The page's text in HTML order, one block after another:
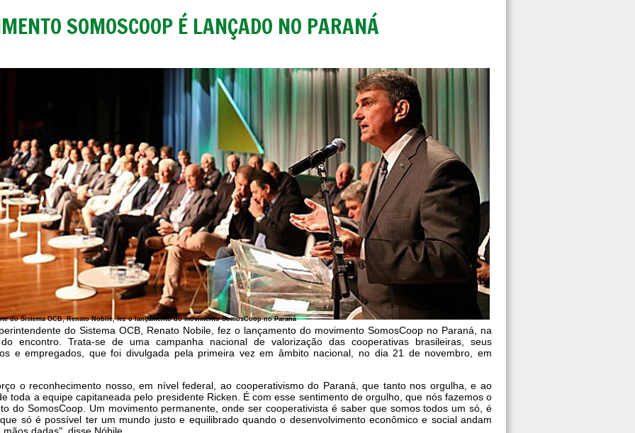
SOMOSCOOP É LANÇADO NO PARANÁ
do Sistema OCB, Renato Nobile, fez o lançamento do movimento SomosCoop no Paraná
do Sistema OCB, Renato Nobile, fez o lançamento do movimento SomosCoop no Paraná, na
encontro. Trata-se de uma campanha nacional de valorização das cooperativas brasileiras, seus
e empregados, que foi divulgada pela primeira vez em âmbito nacional, no dia 21 de novembro, em
o reconhecimento nosso, em nível federal, ao cooperativismo do Paraná, que tanto nos orgulha, e ao
toda a equipe capitaneada pelo presidente Ricken. É com esse sentimento de orgulho, que nós fazemos o
do SomosCoop. Um movimento permanente, onde ser cooperativista é saber que somos todos um só, é
só é possível ter um mundo justo e equilibrado quando o desenvolvimento econômico e social andam